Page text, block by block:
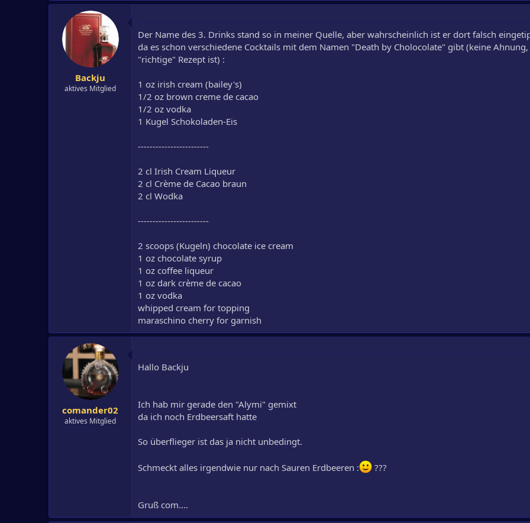
Backju
aktives Mitglied
Der Name des 3. Drinks stand so in meiner Quelle, aber wahrscheinlich ist er dort falsch
da es schon verschiedene Cocktails mit dem Namen "Death by Cholocolate" gibt (keine
"richtige" Rezept ist) :
1 oz irish cream (bailey's)
1/2 oz brown creme de cacao
1/2 oz vodka
1 Kugel Schokoladen-Eis
------------------------
2 cl Irish Cream Liqueur
2 cl Crème de Cacao braun
2 cl Wodka
------------------------
2 scoops (Kugeln) chocolate ice cream
1 oz chocolate syrup
1 oz coffee liqueur
1 oz dark crème de cacao
1 oz vodka
whipped cream for topping
maraschino cherry for garnish
comander02
aktives Mitglied
Hallo Backju
Ich hab mir gerade den "Alymi" gemixt
da ich noch Erdbeersaft hatte
So überflieger ist das ja nicht unbedingt.
Schmeckt alles irgendwie nur nach Sauren Erdbeeren : ???
Gruß com....